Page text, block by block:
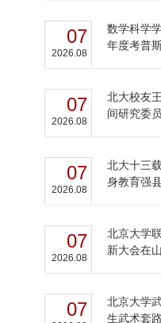
07
2026.08
数学科学
年度考普
07
2026.08
北大校友
间研究委
07
2026.08
北大十三
身教育强
07
2026.08
北京大学
新大会在
07
北京大学
生武术套